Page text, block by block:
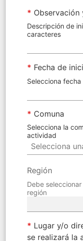
*
Descripción de
caracteres
* Fecha de
Selecciona
* Comuna
Selecciona la
actividad
Selecciona
Región
Debe
región
* Lugar y/o
se realizará la